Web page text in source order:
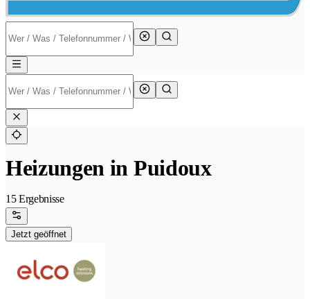
Heizungen in Puidoux
15 Ergebnisse
Jetzt geöffnet